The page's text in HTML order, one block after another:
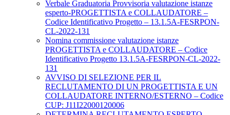
Verbale Graduatoria Provvisoria valutazione istanze
esperto-PROGETTISTA e COLLAUDATORE –
Codice Identificativo Progetto – 13.1.5A-FESRPON-
CL-2022-131
Nomina commissione valutazione istanze
PROGETTISTA e COLLAUDATORE – Codice
Identificativo Progetto 13.1.5A-FESRPON-CL-2022-
131
AVVISO DI SELEZIONE PER IL
RECLUTAMENTO DI UN PROGETTISTA E UN
COLLAUDATORE INTERNO/ESTERNO – Codice
CUP: J11I22000120006